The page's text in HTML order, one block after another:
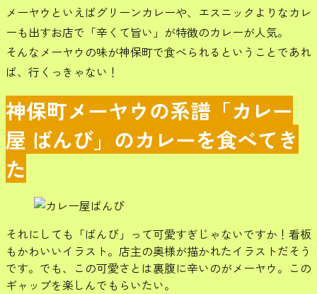
メーヤウといえばグリーンカレーや、エスニックよりなカレ
ーも出すお店で「辛くて旨い」が特徴のカレーが人気。
そんなメーヤウの味が神保町で食べられるということであれ
ば、行くっきゃない！
神保町メーヤウの系譜「カレー
屋 ばんび」のカレーを食べてき
た
それにしても「ばんび」って可愛すぎじゃないですか！看板
もかわいいイラスト。店主の奥様が描かれたイラストだそう
です。でも、この可愛さとは裏腹に辛いのがメーヤウ。この
ギャップを楽しんでもらいたい。